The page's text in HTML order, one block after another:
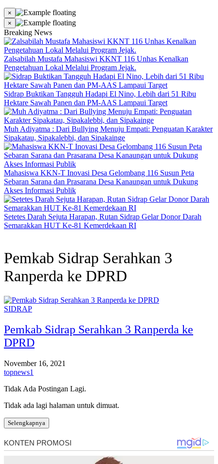
×
×
Breaking News
Zalsabilah Mustafa Mahasiswi KKNT 116 Unhas Kenalkan
Pengetahuan Lokal Melalui Program Jejak.
Sidrap Buktikan Tangguh Hadapi El Nino, Lebih dari 51 Ribu
Hektare Sawah Panen dan PM-AAS Lampaui Target
Muh Adiyatma : Dari Bullying Menuju Empati: Penguatan Karakter
Sipakatau, Sipakalebbi, dan Sipakainge
Mahasiswa KKN-T Inovasi Desa Gelombang 116 Susun Peta
Sebaran Sarana dan Prasarana Desa Kanaungan untuk Dukung
Akses Informasi Publik
Setetes Darah Sejuta Harapan, Rutan Sidrap Gelar Donor Darah
Semarakkan HUT Ke-81 Kemerdekaan RI
Pemkab Sidrap Serahkan 3
Ranperda ke DPRD
SIDRAP
Pemkab Sidrap Serahkan 3 Ranperda ke
DPRD
November 16, 2021
topnews1
Tidak Ada Postingan Lagi.
Tidak ada lagi halaman untuk dimuat.
Selengkapnya